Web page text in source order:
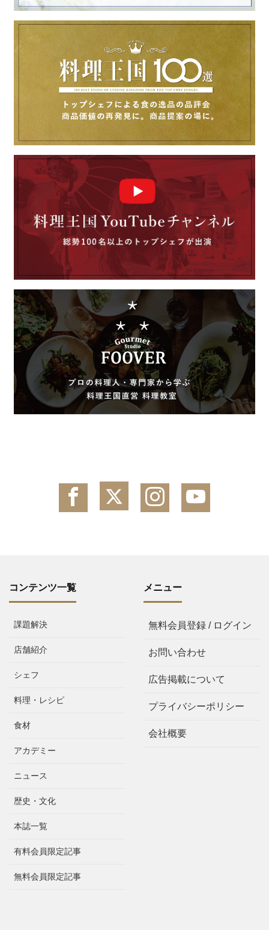
コンテンツ一覧
課題解決
店舗紹介
シェフ
料理・レシピ
食材
アカデミー
ニュース
歴史・文化
本誌一覧
有料会員限定記事
無料会員限定記事
メニュー
無料会員登録 / ログイン
お問い合わせ
広告掲載について
プライバシーポリシー
会社概要